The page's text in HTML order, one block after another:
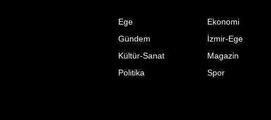
Ege
Ekonomi
Gündem
İzmir-Ege
Kültür-Sanat
Magazin
Politika
Spor